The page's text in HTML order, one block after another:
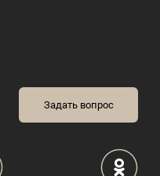
Задать вопрос